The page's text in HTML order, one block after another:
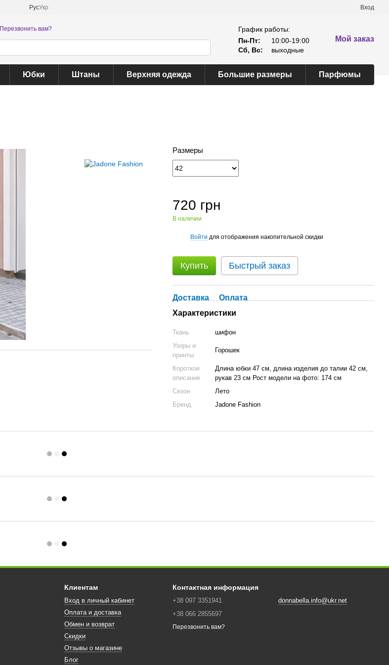
РусУкр Вход
Перезвонить вам?
График работы:
Пн-Пт:
10:00-19:00
Сб, Вс:
выходные
Мой заказ
Юбки Штаны Верхняя одежда Большие размеры Парфюмы
Размеры
720 грн
В наличии
Войти для отображения накопительной скидки
Купить Быстрый заказ
Доставка
Оплата
Характеристики
Ткань
шифон
Узоры и
принты
Горошек
Короткое
описание
Длина юбки 47 см, длина изделия до талии 42 см,
рукав 23 см Рост модели на фото: 174 см
Сезон
Лето
Бренд
Jadone Fashion
Клиентам
Вход в личный кабинет
Оплата и доставка
Обмен и возврат
Скидки
Отзывы о магазине
Блог
Контактная информация
+38 097 3351941
+38 066 2855697
Перезвонить вам?
donnabella.info@ukr.net